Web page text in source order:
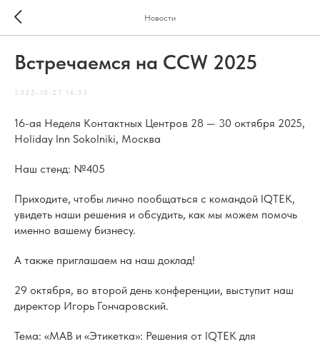
Новости
Встречаемся на CCW 2025
2025-10-27 14:33
16-ая Неделя Контактных Центров 28 — 30 октября 2025,
Holiday Inn Sokolniki, Москва
Наш стенд: №405
Приходите, чтобы лично пообщаться с командой IQTEK,
увидеть наши решения и обсудить, как мы можем помочь
именно вашему бизнесу.
А также приглашаем на наш доклад!
29 октября, во второй день конференции, выступит наш
директор Игорь Гончаровский.
Тема: «МАВ и «Этикетка»: Решения от IQTEK для